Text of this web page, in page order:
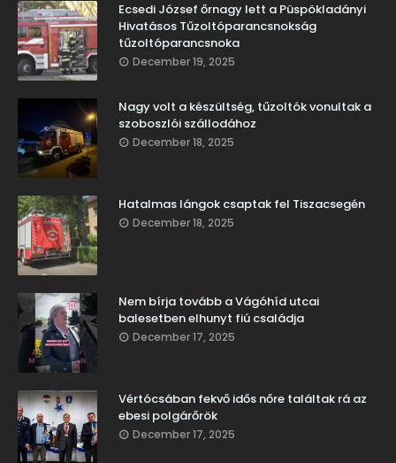
Ecsedi József őrnagy lett a Püspökladányi
Hivatásos Tűzoltóparancsnokság
tűzoltóparancsnoka
December 19, 2025
Nagy volt a készültség, tűzoltók vonultak a
szoboszlói szállodához
December 18, 2025
Hatalmas lángok csaptak fel Tiszacsegén
December 18, 2025
Nem bírja tovább a Vágóhíd utcai
balesetben elhunyt fiú családja
December 17, 2025
Vértócsában fekvő idős nőre találtak rá az
ebesi polgárőrök
December 17, 2025